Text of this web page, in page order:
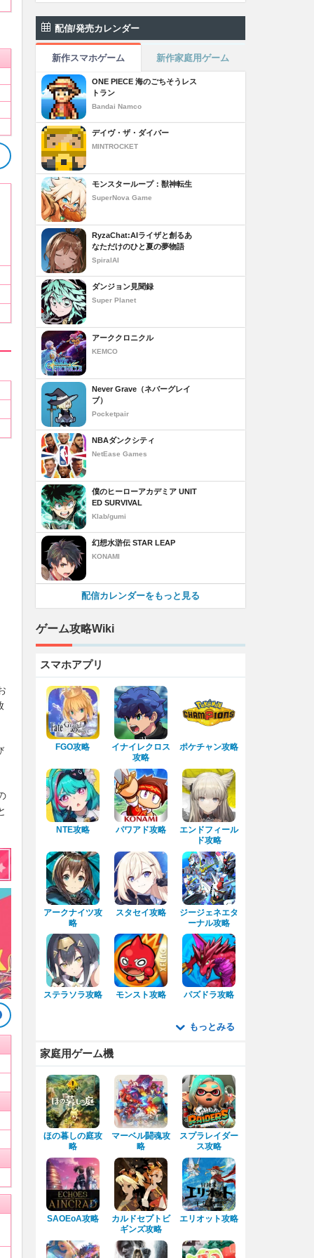
配信/発売カレンダー
新作スマホゲーム 新作家庭用ゲーム
ONE PIECE 海のごちそうレス
トラン
Bandai Namco
デイヴ・ザ・ダイバー
MINTROCKET
モンスターループ：獣神転生
SuperNova Game
RyzaChat:AIライザと創るあ
なただけのひと夏の夢物語
SpiralAI
ダンジョン見聞録
Super Planet
アーククロニクル
KEMCO
Never Grave（ネバーグレイ
ブ）
Pocketpair
NBAダンクシティ
NetEase Games
僕のヒーローアカデミア UNIT
ED SURVIVAL
Klab/gumi
幻想水滸伝 STAR LEAP
KONAMI
配信カレンダーをもっと見る
ゲーム攻略Wiki
スマホアプリ
FGO攻略
イナイレクロス
攻略
ポケチャン攻略
NTE攻略 パワアド攻略
エンドフィール
ド攻略
アークナイツ攻
略
スタセイ攻略
ジージェネエタ
ーナル攻略
ステラソラ攻略 モンスト攻略 パズドラ攻略
もっとみる
家庭用ゲーム機
ほの暮しの庭攻
略
マーベル闘魂攻
略
スプラレイダー
ス攻略
SAOEoA攻略
カルドセプトビ
ギンズ攻略
エリオット攻略